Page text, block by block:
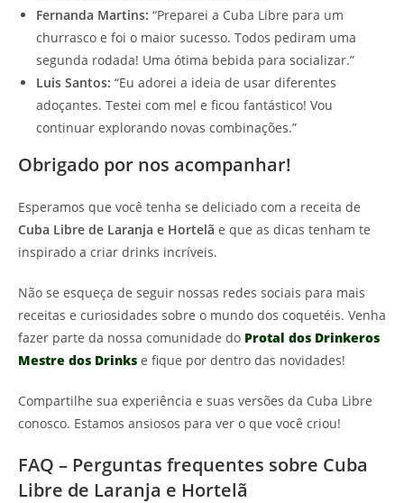
Fernanda Martins: “Preparei a Cuba Libre para um
churrasco e foi o maior sucesso. Todos pediram uma
segunda rodada! Uma ótima bebida para socializar.”
Luis Santos: “Eu adorei a ideia de usar diferentes
adoçantes. Testei com mel e ficou fantástico! Vou
continuar explorando novas combinações.”
Obrigado por nos acompanhar!
Esperamos que você tenha se deliciado com a receita de
Cuba Libre de Laranja e Hortelã e que as dicas tenham te
inspirado a criar drinks incríveis.
Não se esqueça de seguir nossas redes sociais para mais
receitas e curiosidades sobre o mundo dos coquetéis. Venha
fazer parte da nossa comunidade do Protal dos Drinkeros
Mestre dos Drinks e fique por dentro das novidades!
Compartilhe sua experiência e suas versões da Cuba Libre
conosco. Estamos ansiosos para ver o que você criou!
FAQ – Perguntas frequentes sobre Cuba
Libre de Laranja e Hortelã